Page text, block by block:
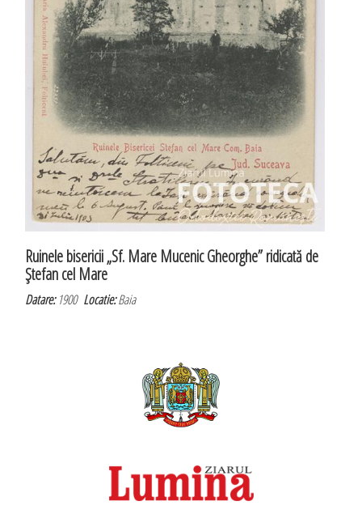
Ruinele bisericii „Sf. Mare Mucenic Gheorghe” ridicată de
Ştefan cel Mare
Datare:1900Locatie:Baia